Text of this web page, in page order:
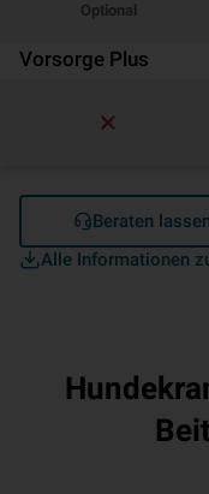
Optional
Vorsorge Plus
Alle Informationen
Beraten lassen